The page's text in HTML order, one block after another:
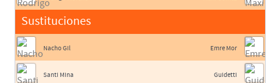
Sustituciones
Nacho Gil
Santi Mina
Emre Mor
Guidetti